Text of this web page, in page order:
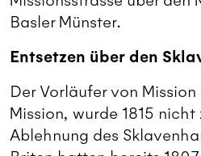
Basler Münster.
Entsetzen über den
Der Vorläufer von Mission
Mission, wurde 1815
Ablehnung des